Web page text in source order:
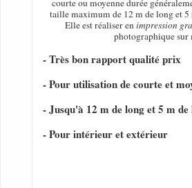
courte ou moyenne durée
taille maximum de 12 m de long et 5
Elle est réaliser enimpression
photographique sur
- Très bon rapport qualité prix
- Pour utilisation de courte et
- Jusqu'à 12 m de long et 5 m
- Pour intérieur et extérieur